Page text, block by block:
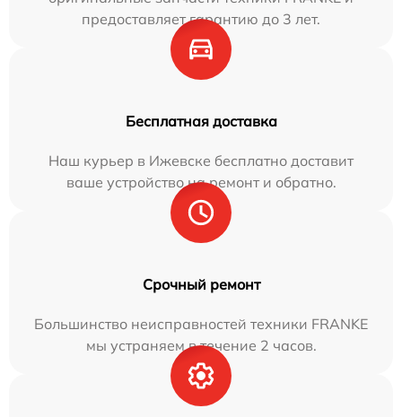
предоставляет гарантию до 3 лет.
Бесплатная доставка
Наш курьер в Ижевске бесплатно доставит
ваше устройство на ремонт и обратно.
Срочный ремонт
Большинство неисправностей техники FRANKE
мы устраняем в течение 2 часов.